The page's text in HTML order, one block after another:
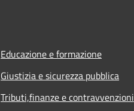
Educazione e formazione
Giustizia e sicurezza pubblica
Tributi,finanze e contravvenzioni